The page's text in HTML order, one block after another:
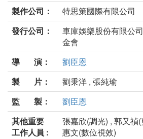
製作公司：
特思策國際有限公司
發行公司：
車庫娛樂股份有限公
金會
導 演：
劉臣恩
製 片：
劉秉洋 , 張純瑜
監 製：
劉臣恩
其他重要
工作人員 :
張嘉欣(調光) , 郭又禎
惠文(數位視效)